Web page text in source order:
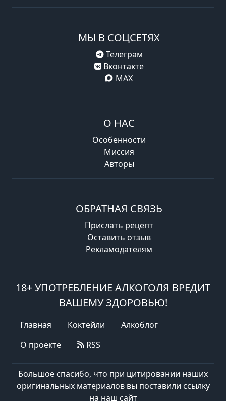
МЫ В СОЦСЕТЯХ
Телеграм
Вконтакте
MAX
О НАС
Особенности
Миссия
Авторы
ОБРАТНАЯ СВЯЗЬ
Прислать рецепт
Оставить отзыв
Рекламодателям
18+ УПОТРЕБЛЕНИЕ АЛКОГОЛЯ ВРЕДИТ
ВАШЕМУ ЗДОРОВЬЮ!
Главная Коктейли
Алкоблог
О проекте
RSS
Большое спасибо, что при цитировании наших
оригинальных материалов вы поставили ссылку
на наш сайт